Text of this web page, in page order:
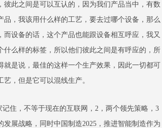
此之间是可以互认的，因为我们产品当中，有数
，我该用什么样的工艺，要去过哪个设备，那么
设备的话，这个产品也能跟设备相互呼应，我又
么样的标签，所以他们彼此之间是有呼应的，所
是说，最佳的这样一个生产效果，因此一切都可
，但是它可以混线生产。
住，不等于现在的互联网，2，两个领先策略，3
展战略，同时中国制造2025，推进智能制造作为